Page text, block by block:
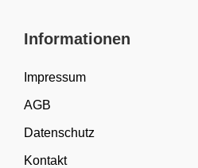
Informationen
Impressum
AGB
Datenschutz
Kontakt